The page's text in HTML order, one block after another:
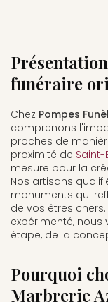
funéraire
Chez Pompes
comprenons
proches de
proximité de
mesure pour la
Nos artisans
monuments qui
de vos êtres
expérimenté,
étape, de la
Pourquoi
Marbrerie